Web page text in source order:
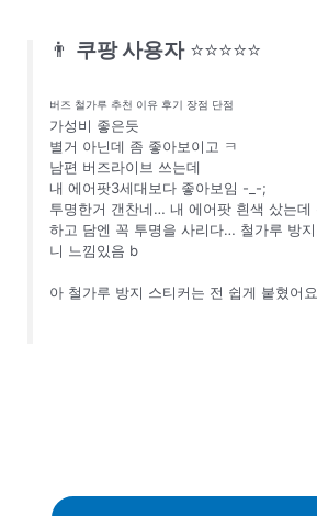
👨 쿠팡 사용자 ⭐⭐⭐⭐⭐
버즈 철가루 추천 이유 후기 장점 단점
가성비 좋은듯
별거 아닌데 좀 좋아보이고 ㅋ
남편 버즈라이브 쓰는데
내 에어팟3세대보다 좋아보임 -_-;
투명한거 갠찬네… 내 에어팟 흰색 샀는데
하고 담엔 꼭 투명을 사리다… 철가루 방
니 느낌있음 b
아 철가루 방지 스티커는 전 쉽게 붙혔어